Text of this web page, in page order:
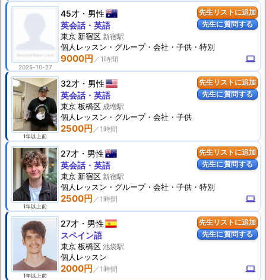
先生リストに追加
先生に質問する
2025-10-27
45才 男性
9000円 computer
英会話・英語
東京 新宿区 新宿駅
個人 レッスン ・グループ・会社・子供・特別
先生リストに追加
先生に質問する
1年以上前
32才 男性
2500円
英会話・英語
東京 板橋区 成増駅
個人 レッスン ・グループ・会社・子供
先生リストに追加
先生に質問する
1年以上前
27才 男性
2500円 computer
英会話・英語
東京 新宿区 新宿駅
個人 レッスン ・グループ・会社・子供・特別
先生リストに追加
先生に質問する
1年以上前
27才 男性
2000円 computer
スペイン語
東京 板橋区 池袋駅
個人 レッスン